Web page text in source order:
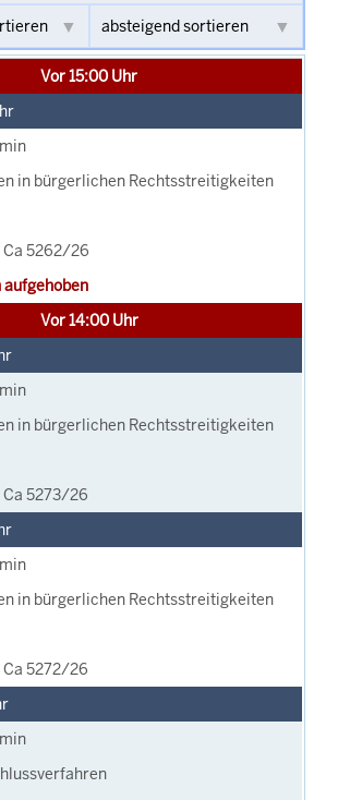
Vor 15:00 Uhr
in bürgerlichen Rechtsstreitigkeiten
Ca 5262/26
Vor 14:00 Uhr
in bürgerlichen Rechtsstreitigkeiten
Ca 5273/26
in bürgerlichen Rechtsstreitigkeiten
Ca 5272/26